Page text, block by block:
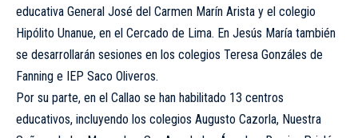
educativa General José del Carmen Marín Arista y el colegio
Hipólito Unanue, en el Cercado de Lima. En Jesús María también
se desarrollarán sesiones en los colegios Teresa Gonzáles de
Fanning e IEP Saco Oliveros.
Por su parte, en el Callao se han habilitado 13 centros
educativos, incluyendo los colegios Augusto Cazorla, Nuestra